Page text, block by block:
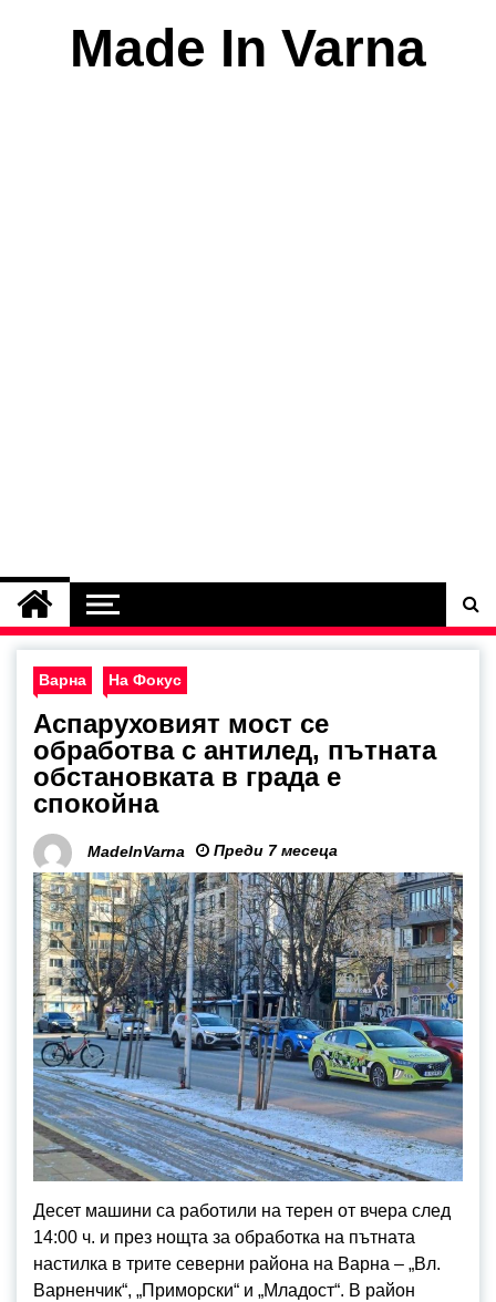
Made In Varna
Варна На Фокус
Аспаруховият мост се
обработва с антилед, пътната
обстановката в града е
спокойна
MadeInVarna Преди 7 месеца
Десет машини са работили на терен от вчера след
14:00 ч. и през нощта за обработка на пътната
настилка в трите северни района на Варна – „Вл.
Варненчик“, „Приморски“ и „Младост“. В район